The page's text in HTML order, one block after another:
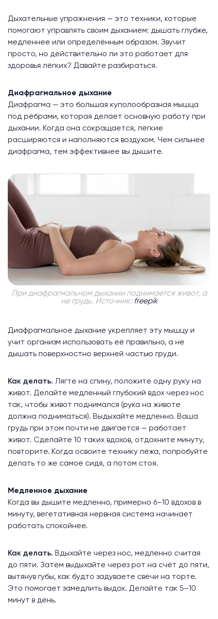
Дыхательные упражнения — это техники, которые
помогают управлять своим дыханием: дышать глубже,
медленнее или определённым образом. Звучит
просто, но действительно ли это работает для
здоровья лёгких? Давайте разбираться.
Диафрагмальное дыхание
Диафрагма — это большая куполообразная мышца
под рёбрами, которая делает основную работу при
дыхании. Когда она сокращается, лёгкие
расширяются и наполняются воздухом. Чем сильнее
диафрагма, тем эффективнее вы дышите.
При диафрагмальном дыхании поднимается живот, а
не грудь. Источник: freepik
Диафрагмальное дыхание укрепляет эту мышцу и
учит организм использовать её правильно, а не
дышать поверхностно верхней частью груди.
Как делать. Лягте на спину, положите одну руку на
живот. Делайте медленный глубокий вдох через нос
так, чтобы живот поднимался (рука на животе
должна подниматься). Выдыхайте медленно. Ваша
грудь при этом почти не двигается — работает
живот. Сделайте 10 таких вдохов, отдохните минуту,
повторите. Когда освоите технику лёжа, попробуйте
делать то же самое сидя, а потом стоя.
Медленное дыхание
Когда вы дышите медленно, примерно 6–10 вдохов в
минуту, вегетативная нервная система начинает
работать спокойнее.
Как делать. Вдыхайте через нос, медленно считая
до пяти. Затем выдыхайте через рот на счёт до пяти,
вытянув губы, как будто задуваете свечи на торте.
Это помогает замедлить выдох. Делайте так 5–10
минут в день.